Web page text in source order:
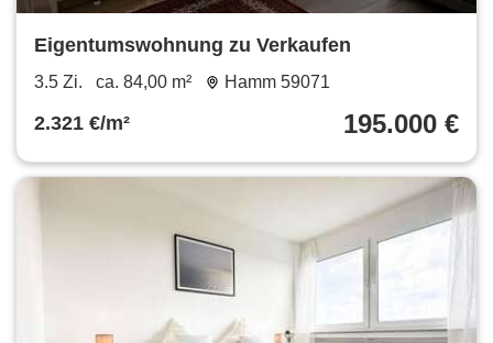
Eigentumswohnung zu Verkaufen
3.5 Zi. ca. 84,00 m² Hamm 59071
2.321 €/m² 195.000 €